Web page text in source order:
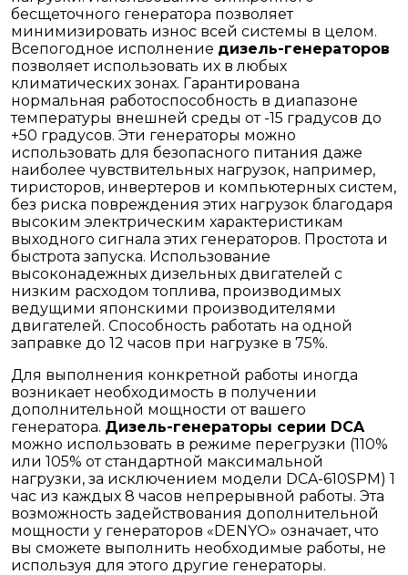
бесщеточного генератора позволяет
минимизировать износ всей системы в целом.
Всепогодное исполнение дизель-генераторов
позволяет использовать их в любых
климатических зонах. Гарантирована
нормальная работоспособность в диапазоне
температуры внешней среды от -15 градусов до
+50 градусов. Эти генераторы можно
использовать для безопасного питания даже
наиболее чувствительных нагрузок, например,
тиристоров, инвертеров и компьютерных систем,
без риска повреждения этих нагрузок благодаря
высоким электрическим характеристикам
выходного сигнала этих генераторов. Простота и
быстрота запуска. Использование
высоконадежных дизельных двигателей с
низким расходом топлива, производимых
ведущими японскими производителями
двигателей. Способность работать на одной
заправке до 12 часов при нагрузке в 75%.
Для выполнения конкретной работы иногда
возникает необходимость в получении
дополнительной мощности от вашего
генератора. Дизель-генераторы серии DCA
можно использовать в режиме перегрузки (110%
или 105% от стандартной максимальной
нагрузки, за исключением модели DCA-610SPM) 1
час из каждых 8 часов непрерывной работы. Эта
возможность задействования дополнительной
мощности у генераторов «DENYO» означает, что
вы сможете выполнить необходимые работы, не
используя для этого другие генераторы.